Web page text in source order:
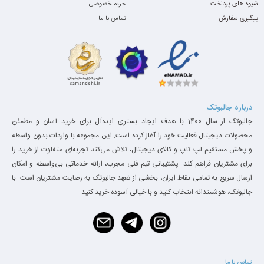
است. همچنین قابلیت مات آن از انعکاس نورهای محیطی ممانعت کرده و شما هیچ
اذیتی از این بابت هنگام کار نخواهید داشت. این نمایشگر با پوشش 91.6 درصدی
رنگهای sRGB در آزمایش رنگ هم موفقیت بالای قابل قبولی را کسب کرده است.
همچنین با نیت روشنایی 256 از مقدار میانگین یعنی 256 نیت مقدار روشنایی
بیشتری دارد. این عدد در مدل T450s برابر 236 نیت است که باز کمتر از این
مدل است.
شیوه های پرداخت
پیگیری سفارش
حریم خصوصی
تماس با ما
درباره جالبوتک
جالبوتک از سال 1400 با هدف ایجاد بستری ایده‌آل برای خرید آسان و مطمئن
محصولات دیجیتال فعالیت خود را آغاز کرده است. این مجموعه با واردات بدون واسطه
و پخش مستقیم لپ تاپ و کالای دیجیتال، تلاش می‌کند تجربه‌ای متفاوت از خرید را
برای مشتریان فراهم کند. پشتیبانی تیم فنی مجرب، ارائه خدماتی بی‌واسطه و امکان
ارسال سریع به تمامی نقاط ایران، بخشی از تعهد جالبوتک به رضایت مشتریان است. با
جالبوتک، هوشمندانه انتخاب کنید و با خیالی آسوده خرید کنید.